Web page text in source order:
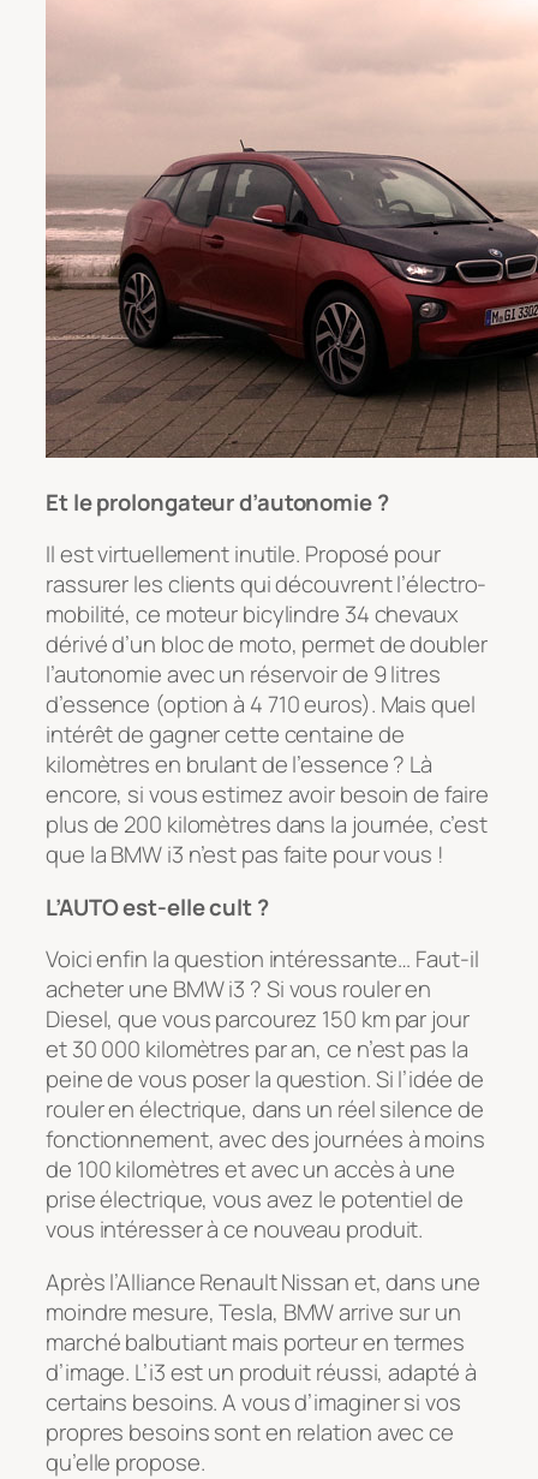
Et le prolongateur d’autonomie ?
Il est virtuellement inutile. Proposé pour
rassurer les clients qui découvrent l’électro-
mobilité, ce moteur bicylindre 34 chevaux
dérivé d’un bloc de moto, permet de doubler
l’autonomie avec un réservoir de 9 litres
d’essence (option à 4 710 euros). Mais quel
intérêt de gagner cette centaine de
kilomètres en brulant de l’essence ? Là
encore, si vous estimez avoir besoin de faire
plus de 200 kilomètres dans la journée, c’est
que la BMW i3 n’est pas faite pour vous !
L’AUTO est-elle cult ?
Voici enfin la question intéressante… Faut-il
acheter une BMW i3 ? Si vous rouler en
Diesel, que vous parcourez 150 km par jour
et 30 000 kilomètres par an, ce n’est pas la
peine de vous poser la question. Si l’idée de
rouler en électrique, dans un réel silence de
fonctionnement, avec des journées à moins
de 100 kilomètres et avec un accès à une
prise électrique, vous avez le potentiel de
vous intéresser à ce nouveau produit.
Après l’Alliance Renault Nissan et, dans une
moindre mesure, Tesla, BMW arrive sur un
marché balbutiant mais porteur en termes
d’image. L’i3 est un produit réussi, adapté à
certains besoins. A vous d’imaginer si vos
propres besoins sont en relation avec ce
qu’elle propose.